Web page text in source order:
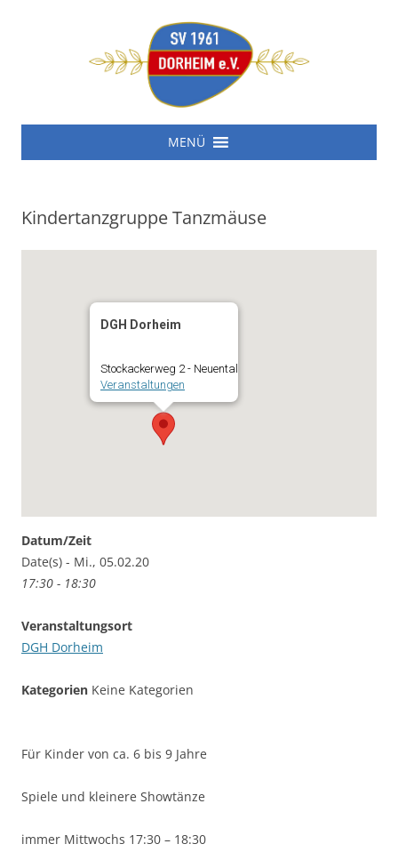
SV 1961 Dorheim e.V.
Zum
MENÜ
Kindertanzgruppe Tanzmäuse
DGH Dorheim
Stockackerweg 2 - Neuental
Veranstaltungen
Datum/Zeit
Date(s) - Mi., 05.02.20
17:30 - 18:30
Veranstaltungsort
DGH Dorheim
Kategorien Keine Kategorien
Für Kinder von ca. 6 bis 9 Jahre
Spiele und kleinere Showtänze
immer Mittwochs 17:30 – 18:30